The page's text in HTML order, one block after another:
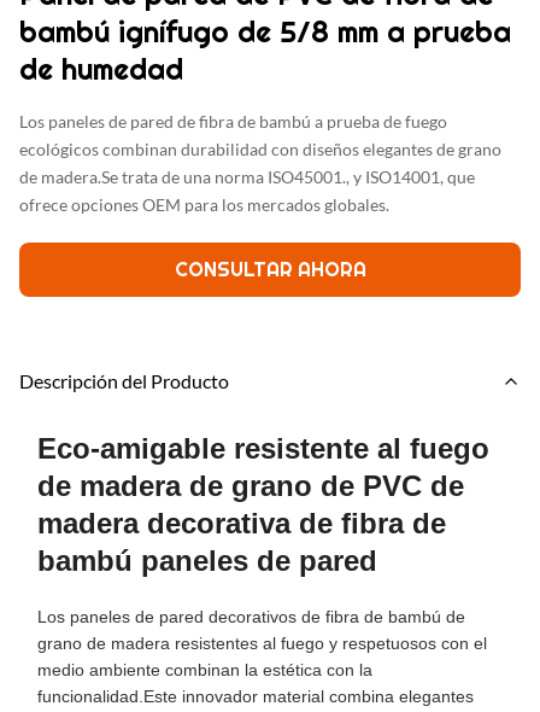
bambú ignífugo de 5/8 mm a prueba
de humedad
Los paneles de pared de fibra de bambú a prueba de fuego
ecológicos combinan durabilidad con diseños elegantes de grano
de madera.Se trata de una norma ISO45001., y ISO14001, que
ofrece opciones OEM para los mercados globales.
CONSULTAR AHORA
Descripción del Producto
Eco-amigable resistente al fuego
de madera de grano de PVC de
madera decorativa de fibra de
bambú paneles de pared
Los paneles de pared decorativos de fibra de bambú de
grano de madera resistentes al fuego y respetuosos con el
medio ambiente combinan la estética con la
funcionalidad.Este innovador material combina elegantes